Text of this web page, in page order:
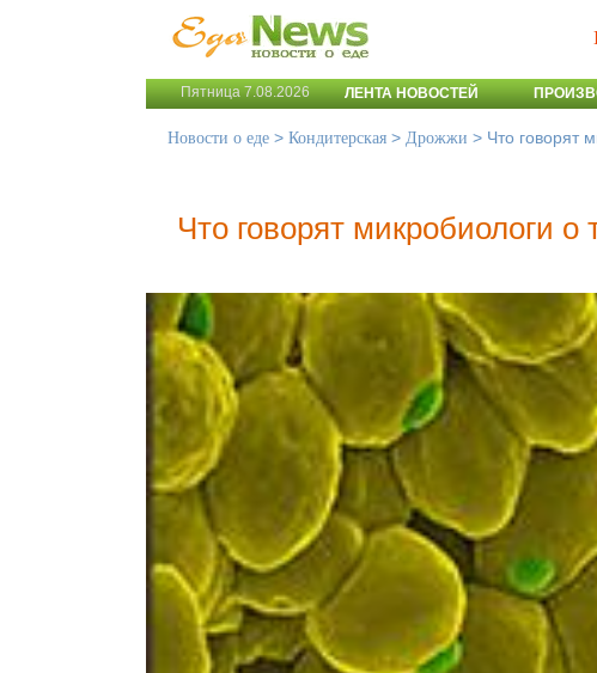
Пятница 7.08.2026 ЛЕНТА НОВОСТЕЙ
Новости о еде > Кондитерская > Дрожжи > Что говорят
Что говорят микробиологи